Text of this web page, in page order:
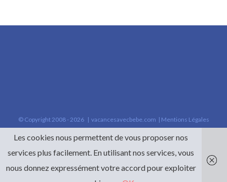
© Copyright 2008 -2026 | vacancesavecbebe.com | Mentions Légales
Les cookies nous permettent de vous proposer nos
services plus facilement. En utilisant nos services, vous
nous donnez expressément votre accord pour exploiter